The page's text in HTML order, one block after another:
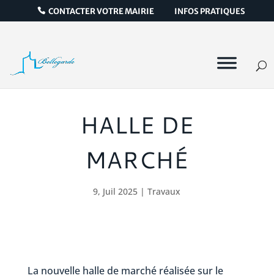
CONTACTER VOTRE MAIRIE INFOS PRATIQUES
HALLE DE
MARCHÉ
9, Juil 2025 |Travaux
La nouvelle halle de marché réalisée sur le